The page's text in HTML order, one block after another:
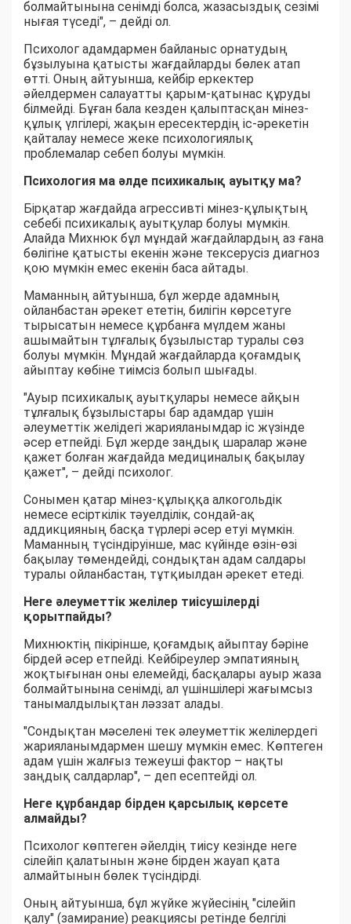
болмайтынына сенімді болса, жазасыздық сезімі
нығая түседі", – дейді ол.
Психолог адамдармен байланыс орнатудың
бұзылуына қатысты жағдайларды бөлек атап
өтті. Оның айтуынша, кейбір еркектер
әйелдермен салауатты қарым-қатынас құруды
білмейді. Бұған бала кезден қалыптасқан мінез-
құлық үлгілері, жақын ересектердің іс-әрекетін
қайталау немесе жеке психологиялық
проблемалар себеп болуы мүмкін.
Психология ма әлде психикалық ауытқу ма?
Бірқатар жағдайда агрессивті мінез-құлықтың
себебі психикалық ауытқулар болуы мүмкін.
Алайда Михнюк бұл мұндай жағдайлардың аз ғана
бөлігіне қатысты екенін және тексерусіз диагноз
қою мүмкін емес екенін баса айтады.
Маманның айтуынша, бұл жерде адамның
ойланбастан әрекет ететін, билігін көрсетуге
тырысатын немесе құрбанға мүлдем жаны
ашымайтын тұлғалық бұзылыстар туралы сөз
болуы мүмкін. Мұндай жағдайларда қоғамдық
айыптау көбіне тиімсіз болып шығады.
"Ауыр психикалық ауытқулары немесе айқын
тұлғалық бұзылыстары бар адамдар үшін
әлеуметтік желідегі жарияланымдар іс жүзінде
әсер етпейді. Бұл жерде заңдық шаралар және
қажет болған жағдайда медициналық бақылау
қажет", – дейді психолог.
Сонымен қатар мінез-құлыққа алкогольдік
немесе есірткілік тәуелділік, сондай-ақ
аддикцияның басқа түрлері әсер етуі мүмкін.
Маманның түсіндіруінше, мас күйінде өзін-өзі
бақылау төмендейді, сондықтан адам салдары
туралы ойланбастан, тұтқиылдан әрекет етеді.
Неге әлеуметтік желілер тиісушілерді
қорытпайды?
Михнюктің пікірінше, қоғамдық айыптау бәріне
бірдей әсер етпейді. Кейбіреулер эмпатияның
жоқтығынан оны елемейді, басқалары ауыр жаза
болмайтынына сенімді, ал үшіншілері жағымсыз
танымалдылықтан ләззат алады.
"Сондықтан мәселені тек әлеуметтік желілердегі
жарияланымдармен шешу мүмкін емес. Көптеген
адам үшін жалғыз тежеуші фактор – нақты
заңдық салдарлар", – деп есептейді ол.
Неге құрбандар бірден қарсылық көрсете
алмайды?
Психолог көптеген әйелдің тиісу кезінде неге
сілейіп қалатынын және бірден жауап қата
алмайтынын бөлек түсіндірді.
Оның айтуынша, бұл жүйке жүйесінің "сілейіп
қалу" (замирание) реакциясы ретінде белгілі